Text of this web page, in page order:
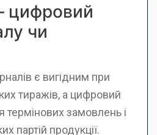
цифровий
чи
є вигідним при
тиражів, а цифровий
термінових замовлень і
партій продукції.